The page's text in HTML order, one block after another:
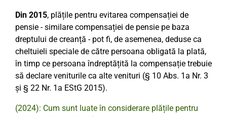
Din 2015, plățile pentru evitarea compensației de
pensie - similare compensației de pensie pe baza
dreptului de creanță - pot fi, de asemenea, deduse ca
cheltuieli speciale de către persoana obligată la plată,
în timp ce persoana îndreptățită la compensație trebuie
să declare veniturile ca alte venituri (§ 10 Abs. 1a Nr. 3
și § 22 Nr. 1a EStG 2015).
(2024): Cum sunt luate în considerare plățile pentru